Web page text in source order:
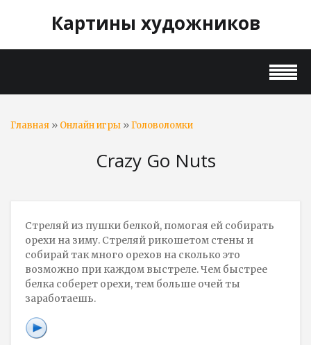
Картины художников
Главная » Онлайн игры »Головоломки
Crazy Go Nuts
Стреляй из пушки белкой, помогая ей собирать
орехи на зиму. Стреляй рикошетом стены и
собирай так много орехов на сколько это
возможно при каждом выстреле. Чем быстрее
белка соберет орехи, тем больше очей ты
заработаешь.